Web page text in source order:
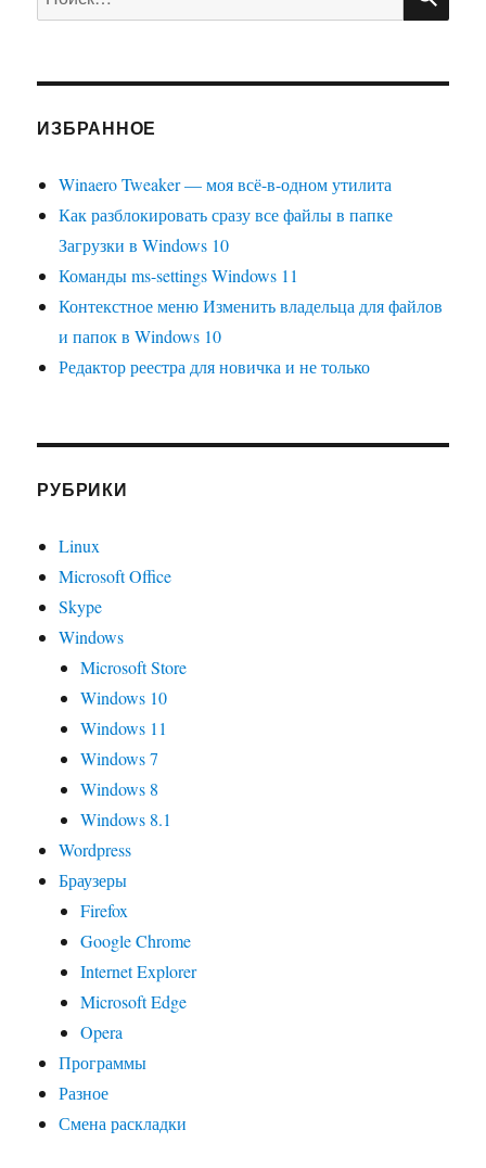
ИЗБРАННОЕ
Winaero Tweaker — моя всё-в-одном утилита
Как разблокировать сразу все файлы в папке
Загрузки в Windows 10
Команды ms-settings Windows 11
Контекстное меню Изменить владельца для файлов
и папок в Windows 10
Редактор реестра для новичка и не только
РУБРИКИ
Linux
Microsoft Office
Skype
Windows
Microsoft Store
Windows 10
Windows 11
Windows 7
Windows 8
Windows 8.1
Wordpress
Браузеры
Firefox
Google Chrome
Internet Explorer
Microsoft Edge
Opera
Программы
Разное
Смена раскладки